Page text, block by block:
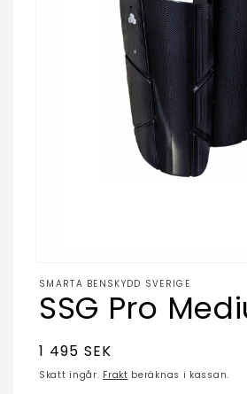
mediet
modalfönster
SMARTA BENSKYDD SVERIGE
SSG Pro
Ordinarie
pris
1 495 SEK
Skatt ingår. Frakt beräknas i kassan.